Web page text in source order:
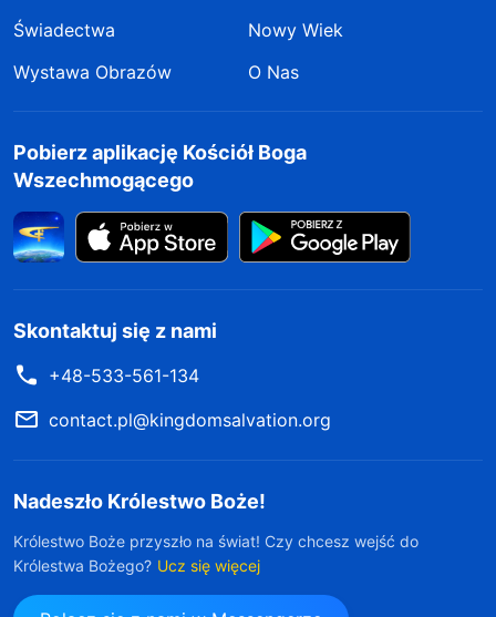
Świadectwa
Nowy Wiek
Wystawa Obrazów
O Nas
Pobierz aplikację Kościół Boga
Wszechmogącego
Skontaktuj się z nami
+48-533-561-134
contact.pl@kingdomsalvation.org
Nadeszło Królestwo Boże!
Królestwo Boże przyszło na świat! Czy chcesz wejść do
Królestwa Bożego? Ucz się więcej